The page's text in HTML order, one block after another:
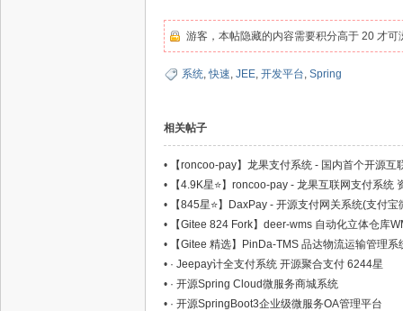
游客，本帖隐藏的内容需要积分高于 20 才可
系统,快速, JEE, 开发平台, Spring
相关帖子
•
【roncoo-pay】龙果支付系统 - 国内首个开源互
•
【4.9K星⭐】roncoo-pay - 龙果互联网支付系统
•
【845星⭐】DaxPay - 开源支付网关系统(支付
•
【Gitee 824 Fork】deer-wms 自动化立体仓库
•
【Gitee 精选】PinDa-TMS 品达物流运输管理系
• · Jeepay计全支付系统 开源聚合支付 6244星
• · 开源Spring Cloud微服务商城系统
• · 开源SpringBoot3企业级微服务OA管理平台